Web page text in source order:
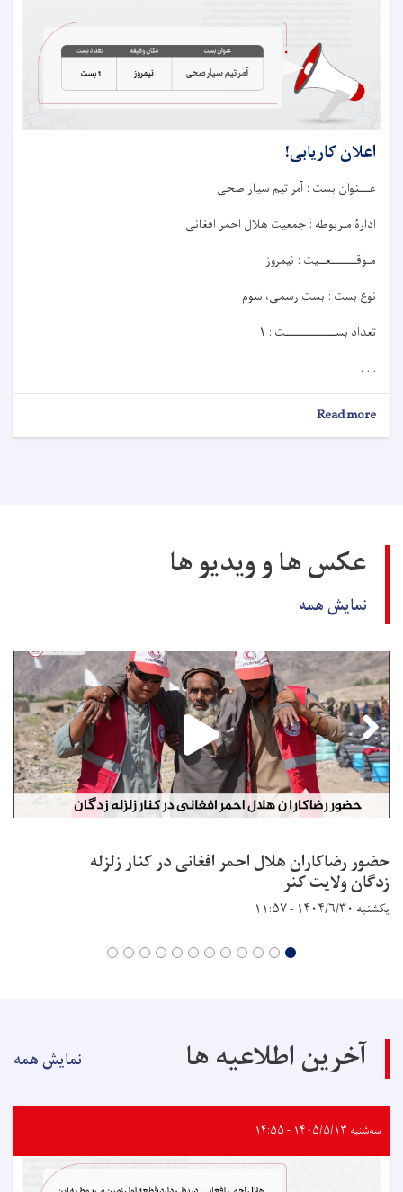
اعلان کاریابی!
عـــنوان بست : آمر تیم سیار صحی
ادارۀ مـربوطه : جمعیت هلال احمر افغانی
مـوقـــــــعــيت : نیمروز
نوع بست : بست رسمی، سوم
تعداد بســــــــــــــت : ۱
. . .
Read more
اعلان
عکس ها و ویدیو ها
نمایش همه
حضور رضاکاران هلال احمر افغانی در کنار زلزله
زدگان ولایت کنر
یکشنبه ۱۴۰۴/۶/۳۰ - ۱۱:۵۷
آخرین اطلاعیه ها نمایش همه
سه‌شنبه ۱۴۰۵/۵/۱۳ - ۱۴:۵۵